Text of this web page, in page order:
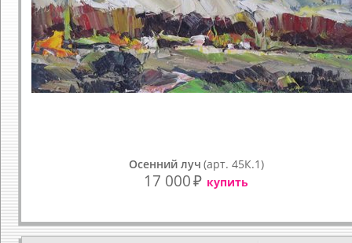
Осенний луч (арт. 45К.1)
17 000₽ купить